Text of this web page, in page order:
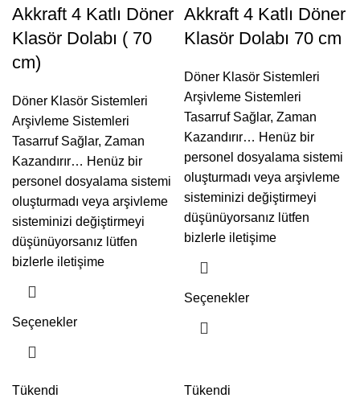
Akkraft 4 Katlı Döner
Klasör Dolabı ( 70
cm)
Döner Klasör Sistemleri
Arşivleme Sistemleri
Tasarruf Sağlar, Zaman
Kazandırır… Henüz bir
personel dosyalama sistemi
oluşturmadı veya arşivleme
sisteminizi değiştirmeyi
düşünüyorsanız lütfen
bizlerle iletişime
Seçenekler
Akkraft 4 Katlı Döner
Klasör Dolabı 70 cm
Döner Klasör Sistemleri
Arşivleme Sistemleri
Tasarruf Sağlar, Zaman
Kazandırır… Henüz bir
personel dosyalama sistemi
oluşturmadı veya arşivleme
sisteminizi değiştirmeyi
düşünüyorsanız lütfen
bizlerle iletişime
Seçenekler
Tükendi Tükendi